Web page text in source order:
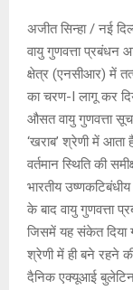
अजीत सिन्हा / नई
वायु गुणवत्ता प्रबंधन
क्षेत्र (एनसीआर) में
का चरण-I लागू कर
औसत वायु गुणवत्ता
‘खराब’ श्रेणी में आता
वर्तमान स्थिति की
भारतीय
के बाद वायु गुणवत्ता
जिसमें यह संकेत दिया
श्रेणी में ही बने रहने
दैनिक एक्यूआई बुलेटिन